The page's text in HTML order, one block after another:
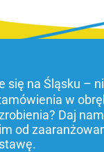
się na Śląsku –
w
Daj
od